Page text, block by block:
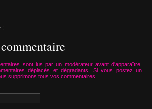
!
sont lus par un modérateur avant d'apparaître.
déplacés et dégradants. Si vous postez un
supprimons tous vos commentaires.